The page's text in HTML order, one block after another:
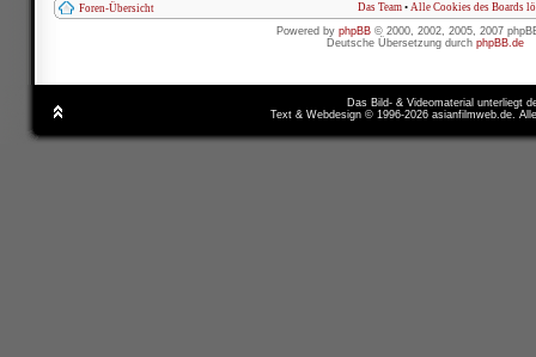
Foren-Übersicht Das Team • Alle Cookies des Boards
Powered by phpBB © 2000, 2002, 2005, 2007
Deutsche Übersetzung durch phpBB.de
Das Bild- & Videomaterial unterliegt
Text & Webdesign © 1996-2026 asianfilmweb.de.